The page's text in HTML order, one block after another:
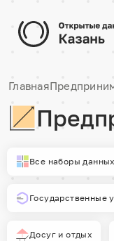
Главная
Все наборы данных
Государственные
Досуг и отдых